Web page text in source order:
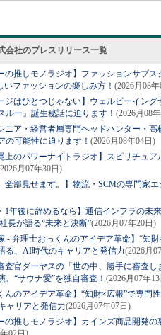
会社のプレスリリース一覧
の推しモノラジオ】ファッションサブ
いファッションの楽しみ方！ (2026月08
ジはひとつじゃない】ウェルビーイン
ルー』誕生秘話に迫ります！ (2026月08
ニア・経営者層専門ヘッドハンター・
の可能性に迫ります！ (2026月08年04日)
上のパワーナイトラジオ】スピリチュ
月07年30日)
全部見せます。】物流・SCMの専門家
1年後に辞めるなら】通信インフラの
長が語る“未来と決断”(2026月07年20日)
- 弁理士おっくんのアイデア革命】“
る、AI時代のキャリアと発信力(2026月
査官ダーヤスの「世の中、勝手に審査
、“サウナ愛”を独自審査！ (2026月07年
んのアイデア革命】“知財×広報”で専
ャリアと発信力(2026月07年07日)
の推しモノラジオ】カインズ商品開発